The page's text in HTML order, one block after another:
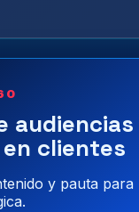
audiencias
clientes
y pauta